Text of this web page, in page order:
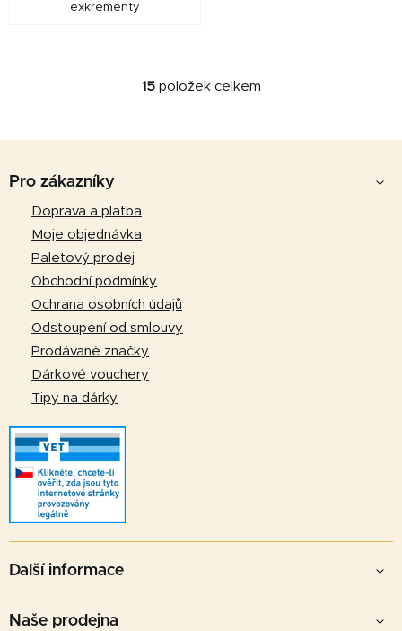
exkrementy
O
15položek celkem
Pro zákazníky
Doprava a platba
Moje objednávka
Paletový prodej
Obchodní podmínky
Ochrana osobních údajů
Odstoupení od smlouvy
Prodávané značky
Dárkové vouchery
Tipy na dárky
Další informace
Naše prodejna